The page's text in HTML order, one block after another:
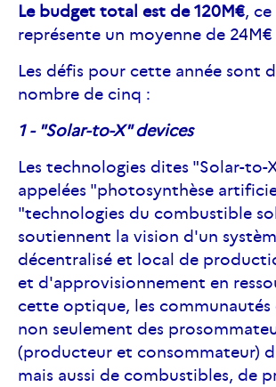
Le budget total est de 120M€,
représente un moyenne de
Les défis pour cette année sont
nombre de cinq :
1 - "Solar-to-X" devices
Les technologies dites "Solar-to-
appelées "photosynthèse
"technologies du combustible
soutiennent la vision d'un
décentralisé et local de
et d'approvisionnement en
cette optique, les communautés
non seulement des
(producteur et consommateur)
mais aussi de combustibles, de